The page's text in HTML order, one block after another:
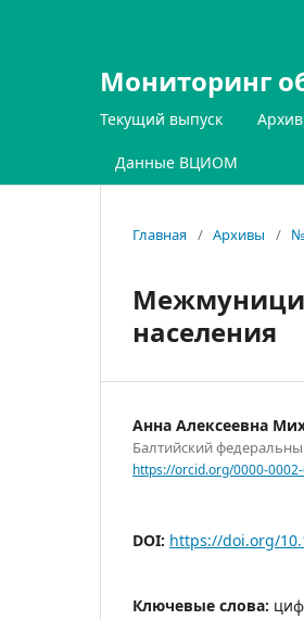
Мониторинг
Текущий выпуск Архив
Данные ВЦИОМ
Главная / Архивы / №
населения
Анна Алексеевна
Балтийский
https://orcid.org/0000-
DOI: https://doi.org/
Ключевые слова: